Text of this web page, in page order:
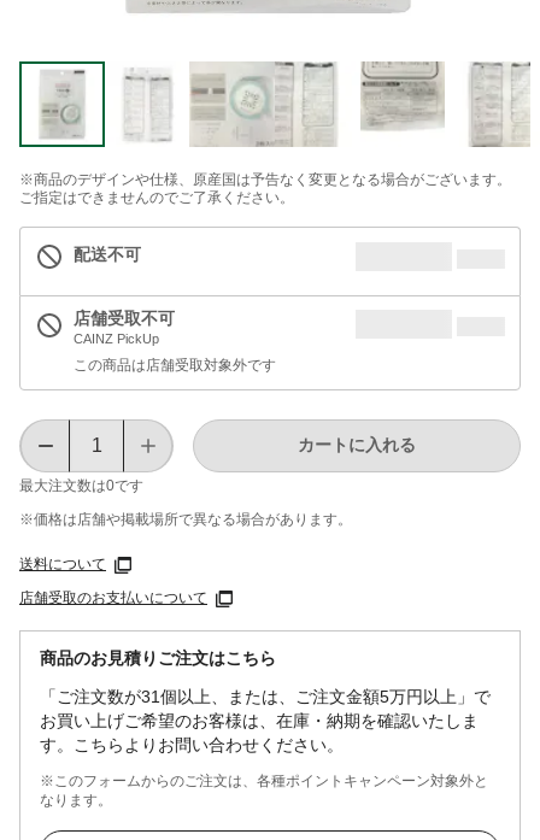
※商品のデザインや仕様、原産国は予告なく変更となる場合がございます。
ご指定はできませんのでご了承ください。
配送不可
店舗受取不可
CAINZ PickUp
この商品は店舗受取対象外です
最大注文数は0です
カートに入れる
※価格は​店舗や​掲載場所で​異なる​場合が​あります。
送料について
店舗受取のお支払いについて
商品のお見積りご注文はこちら
「ご注文数が31個以上、または、ご注文金額5万円以上」で
お買い上げご希望のお客様は、在庫・納期を確認いたしま
す。こちらよりお問い合わせください。
※このフォームからのご注文は、各種ポイントキャンペーン対象外と
なります。